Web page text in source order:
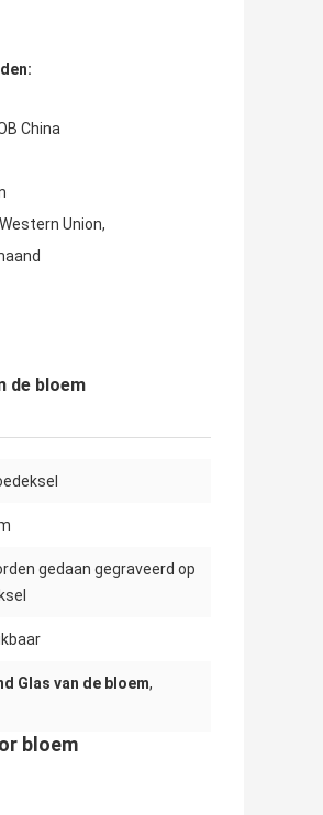
China
Union,
de bloem
gedaan gegraveerd op
Glas van de bloem,
bloem